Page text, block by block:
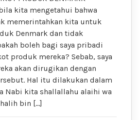
kita mengetahui bahwa
memerintahkan kita untuk
Denmark dan tidak
boleh bagi saya pribadi
produk mereka? Sebab, saya
akan dirugikan dengan
Hal itu dilakukan dalam
Nabi kita shallallahu alaihi wa
bin […]